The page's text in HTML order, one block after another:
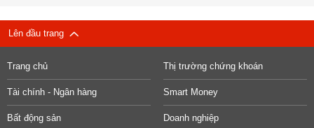
Lên đầu trang
Trang chủ Thị trường chứng khoán
Tài chính - Ngân hàng Smart Money
Bất động sản Doanh nghiệp